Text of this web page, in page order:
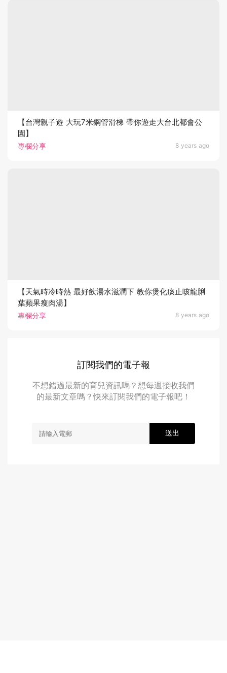
專欄分享 8 years ago
【台灣親子遊 大玩7米鋼管滑梯 帶你遊走大台北都會公
園】
專欄分享 8 years ago
【天氣時冷時熱 最好飲湯水滋潤下 教你煲化痰止咳龍脷
葉蘋果瘦肉湯】
訂閱我們的電子報
不想錯過最新的育兒資訊嗎？想每週接收我們
的最新文章嗎？快來訂閱我們的電子報吧！
送出